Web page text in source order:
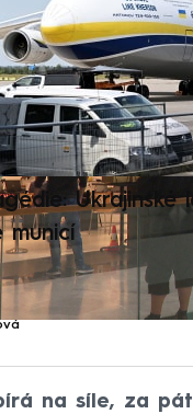
Ukrajinské
municí
na síle, za